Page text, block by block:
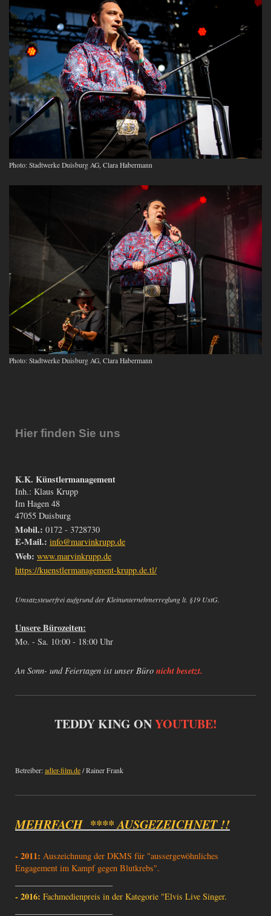
Photo: Stadtwerke Duisburg AG, Clara Habermann
Photo: Stadtwerke Duisburg AG, Clara Habermann
Hier finden Sie uns
K.K. Künstlermanagement
Inh.: Klaus Krupp
Im Hagen 48
47055 Duisburg
Mobil.: 0172 - 3728730
E-Mail.: info@marvinkrupp.de
Web: www.marvinkrupp.de
https://kuenstlermanagement-krupp.de.tl/
Umsatzsteuerfrei aufgrund der Kleinunternehmerreglung lt. §19 UstG.
Unsere Bürozeiten:
Mo. - Sa. 10:00 - 18:00 Uhr
An Sonn- und Feiertagen ist unser Büro nicht besetzt.
TEDDY KING ONYOUTUBE!
Betreiber:adler-film.de/ Rainer Frank
MEHRFACH **** AUSGEZEICHNET !!
- 2011: Auszeichnung der DKMS für "aussergewöhnliches
Engagement im Kampf gegen Blutkrebs".
- 2016: Fachmedienpreis in der Kategorie "Elvis Live Singer.